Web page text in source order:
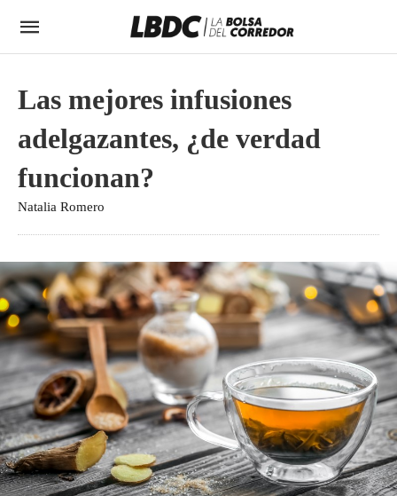
Las mejores infusiones
adelgazantes, ¿de verdad
funcionan?
Natalia Romero